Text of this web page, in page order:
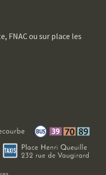
FNAC ou sur place les